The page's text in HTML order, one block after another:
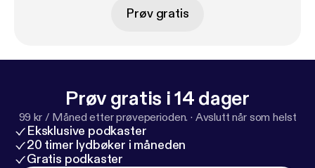
Prøv gratis
Prøv gratis i 14 dager
99 kr / Måned etter prøveperioden. · Avslutt når som helst
Eksklusive podkaster
20 timer lydbøker i måneden
Gratis podkaster